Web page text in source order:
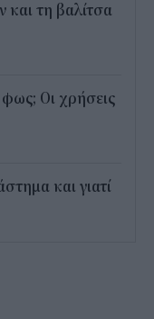
και τη βαλίτσα
φως; Οι χρήσεις
και γιατί